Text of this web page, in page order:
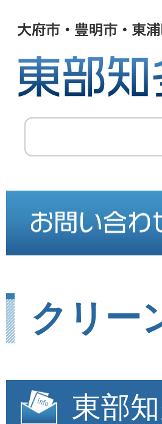
クリー
東部